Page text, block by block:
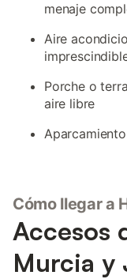
menaje
Aire
Porche o
aire libre
Cómo llegar a
Accesos
Murcia y